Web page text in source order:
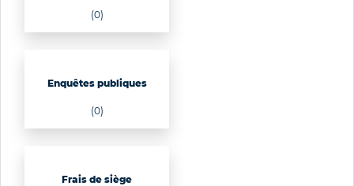
(0)
Enquêtes publiques
(0)
Frais de siège